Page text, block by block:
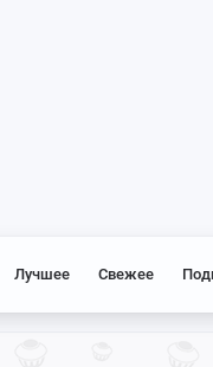
Лучшее Свежее